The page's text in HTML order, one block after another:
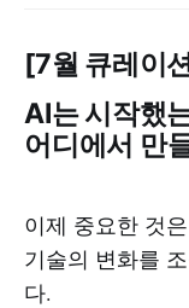
[7월 큐레
AI는 시작했
어디에서 만
이제 중요한 것
기술의 변화를
다.